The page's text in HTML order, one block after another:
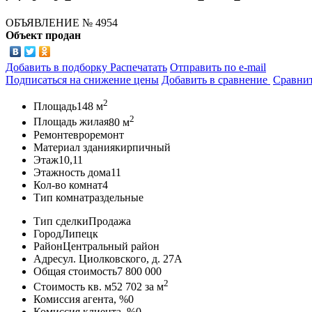
ОБЪЯВЛЕНИЕ № 4954
Объект продан
Добавить в подборку Распечатать Отправить по e-mail
Подписаться на снижение цены Добавить в сравнение
Площадь148 м2
Площадь жилая80 м2
Ремонтевроремонт
Материал зданиякирпичный
Этаж10,11
Этажность дома11
Кол-во комнат4
Тип комнатраздельные
Тип сделкиПродажа
ГородЛипецк
РайонЦентральный район
Адресул. Циолковского, д. 27А
Общая стоимость7 800 000
Стоимость кв. м52 702 за м2
Комиссия агента, %0